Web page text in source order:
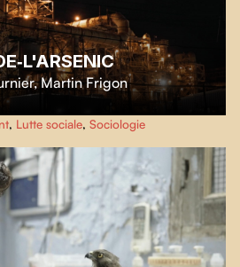
,Martin Frigon
sociale inédite dont Rouyn-Noranda a été
révélations de la santé publique sur les taux
dans l'air.
, Lutte sociale, Sociologie